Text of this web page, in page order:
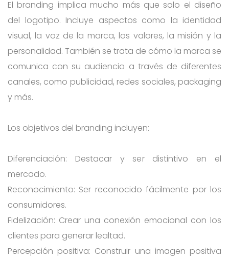
El branding implica mucho más que solo el diseño
del logotipo. Incluye aspectos como la identidad
visual, la voz de la marca, los valores, la misión y la
personalidad. También se trata de cómo la marca se
comunica con su audiencia a través de diferentes
canales, como publicidad, redes sociales, packaging
y más.
Los objetivos del branding incluyen:
Diferenciación: Destacar y ser distintivo en el
mercado.
Reconocimiento: Ser reconocido fácilmente por los
consumidores.
Fidelización: Crear una conexión emocional con los
clientes para generar lealtad.
Percepción positiva: Construir una imagen positiva